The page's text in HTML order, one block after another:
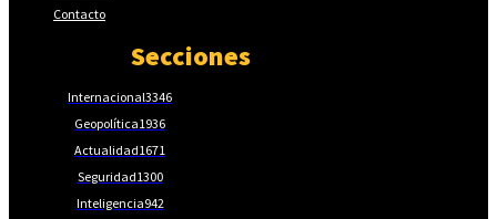
Contacto
Secciones
Internacional3346
Geopolítica1936
Actualidad1671
Seguridad1300
Inteligencia942